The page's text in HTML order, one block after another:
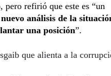
pero refirió que este es “un
análisis de la
una posición”.
que alienta a la